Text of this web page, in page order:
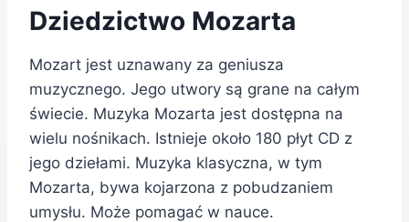
Dziedzictwo Mozarta
Mozart jest uznawany za geniusza
muzycznego. Jego utwory są grane na całym
świecie. Muzyka Mozarta jest dostępna na
wielu nośnikach. Istnieje około 180 płyt CD z
jego dziełami. Muzyka klasyczna, w tym
Mozarta, bywa kojarzona z pobudzaniem
umysłu. Może pomagać w nauce.